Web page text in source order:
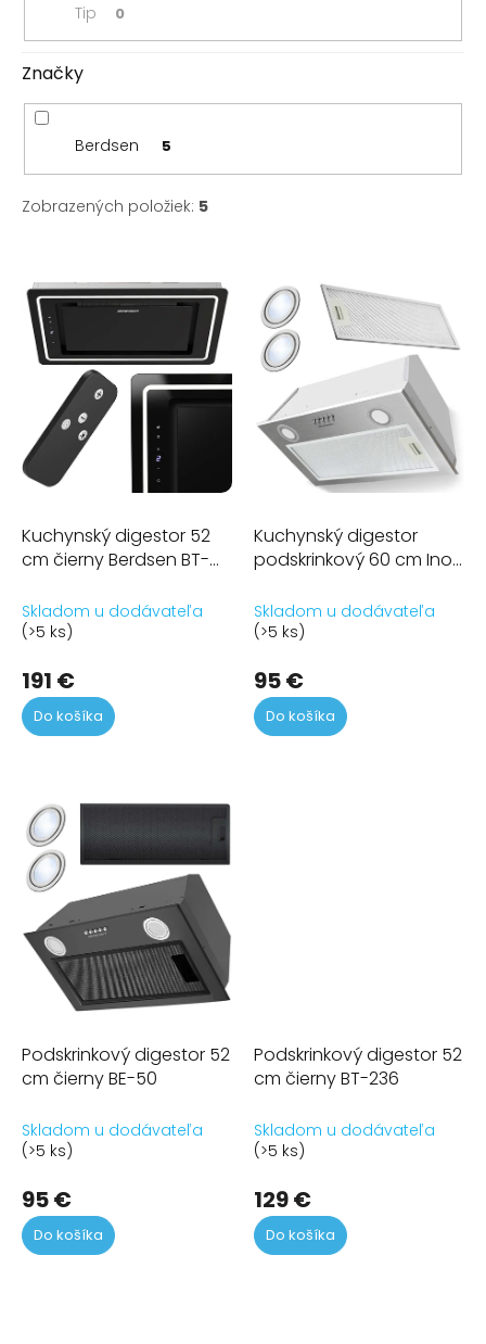
Tip 0
Značky
Berdsen 5
Zobrazených položiek: 5
ý
p
d
u
t
o
v
Kuchynský digestor 52
cm čierny Berdsen BT-
Skladom u dodávateľa
(>5 ks)
191 €
Do košíka
Kuchynský digestor
podskrinkový 60 cm Inox
Skladom u dodávateľa
(>5 ks)
95 €
Do košíka
Podskrinkový digestor 52
cm čierny BE-50
Skladom u dodávateľa
(>5 ks)
95 €
Do košíka
Podskrinkový digestor 52
cm čierny BT-236
Skladom u dodávateľa
(>5 ks)
129 €
Do košíka